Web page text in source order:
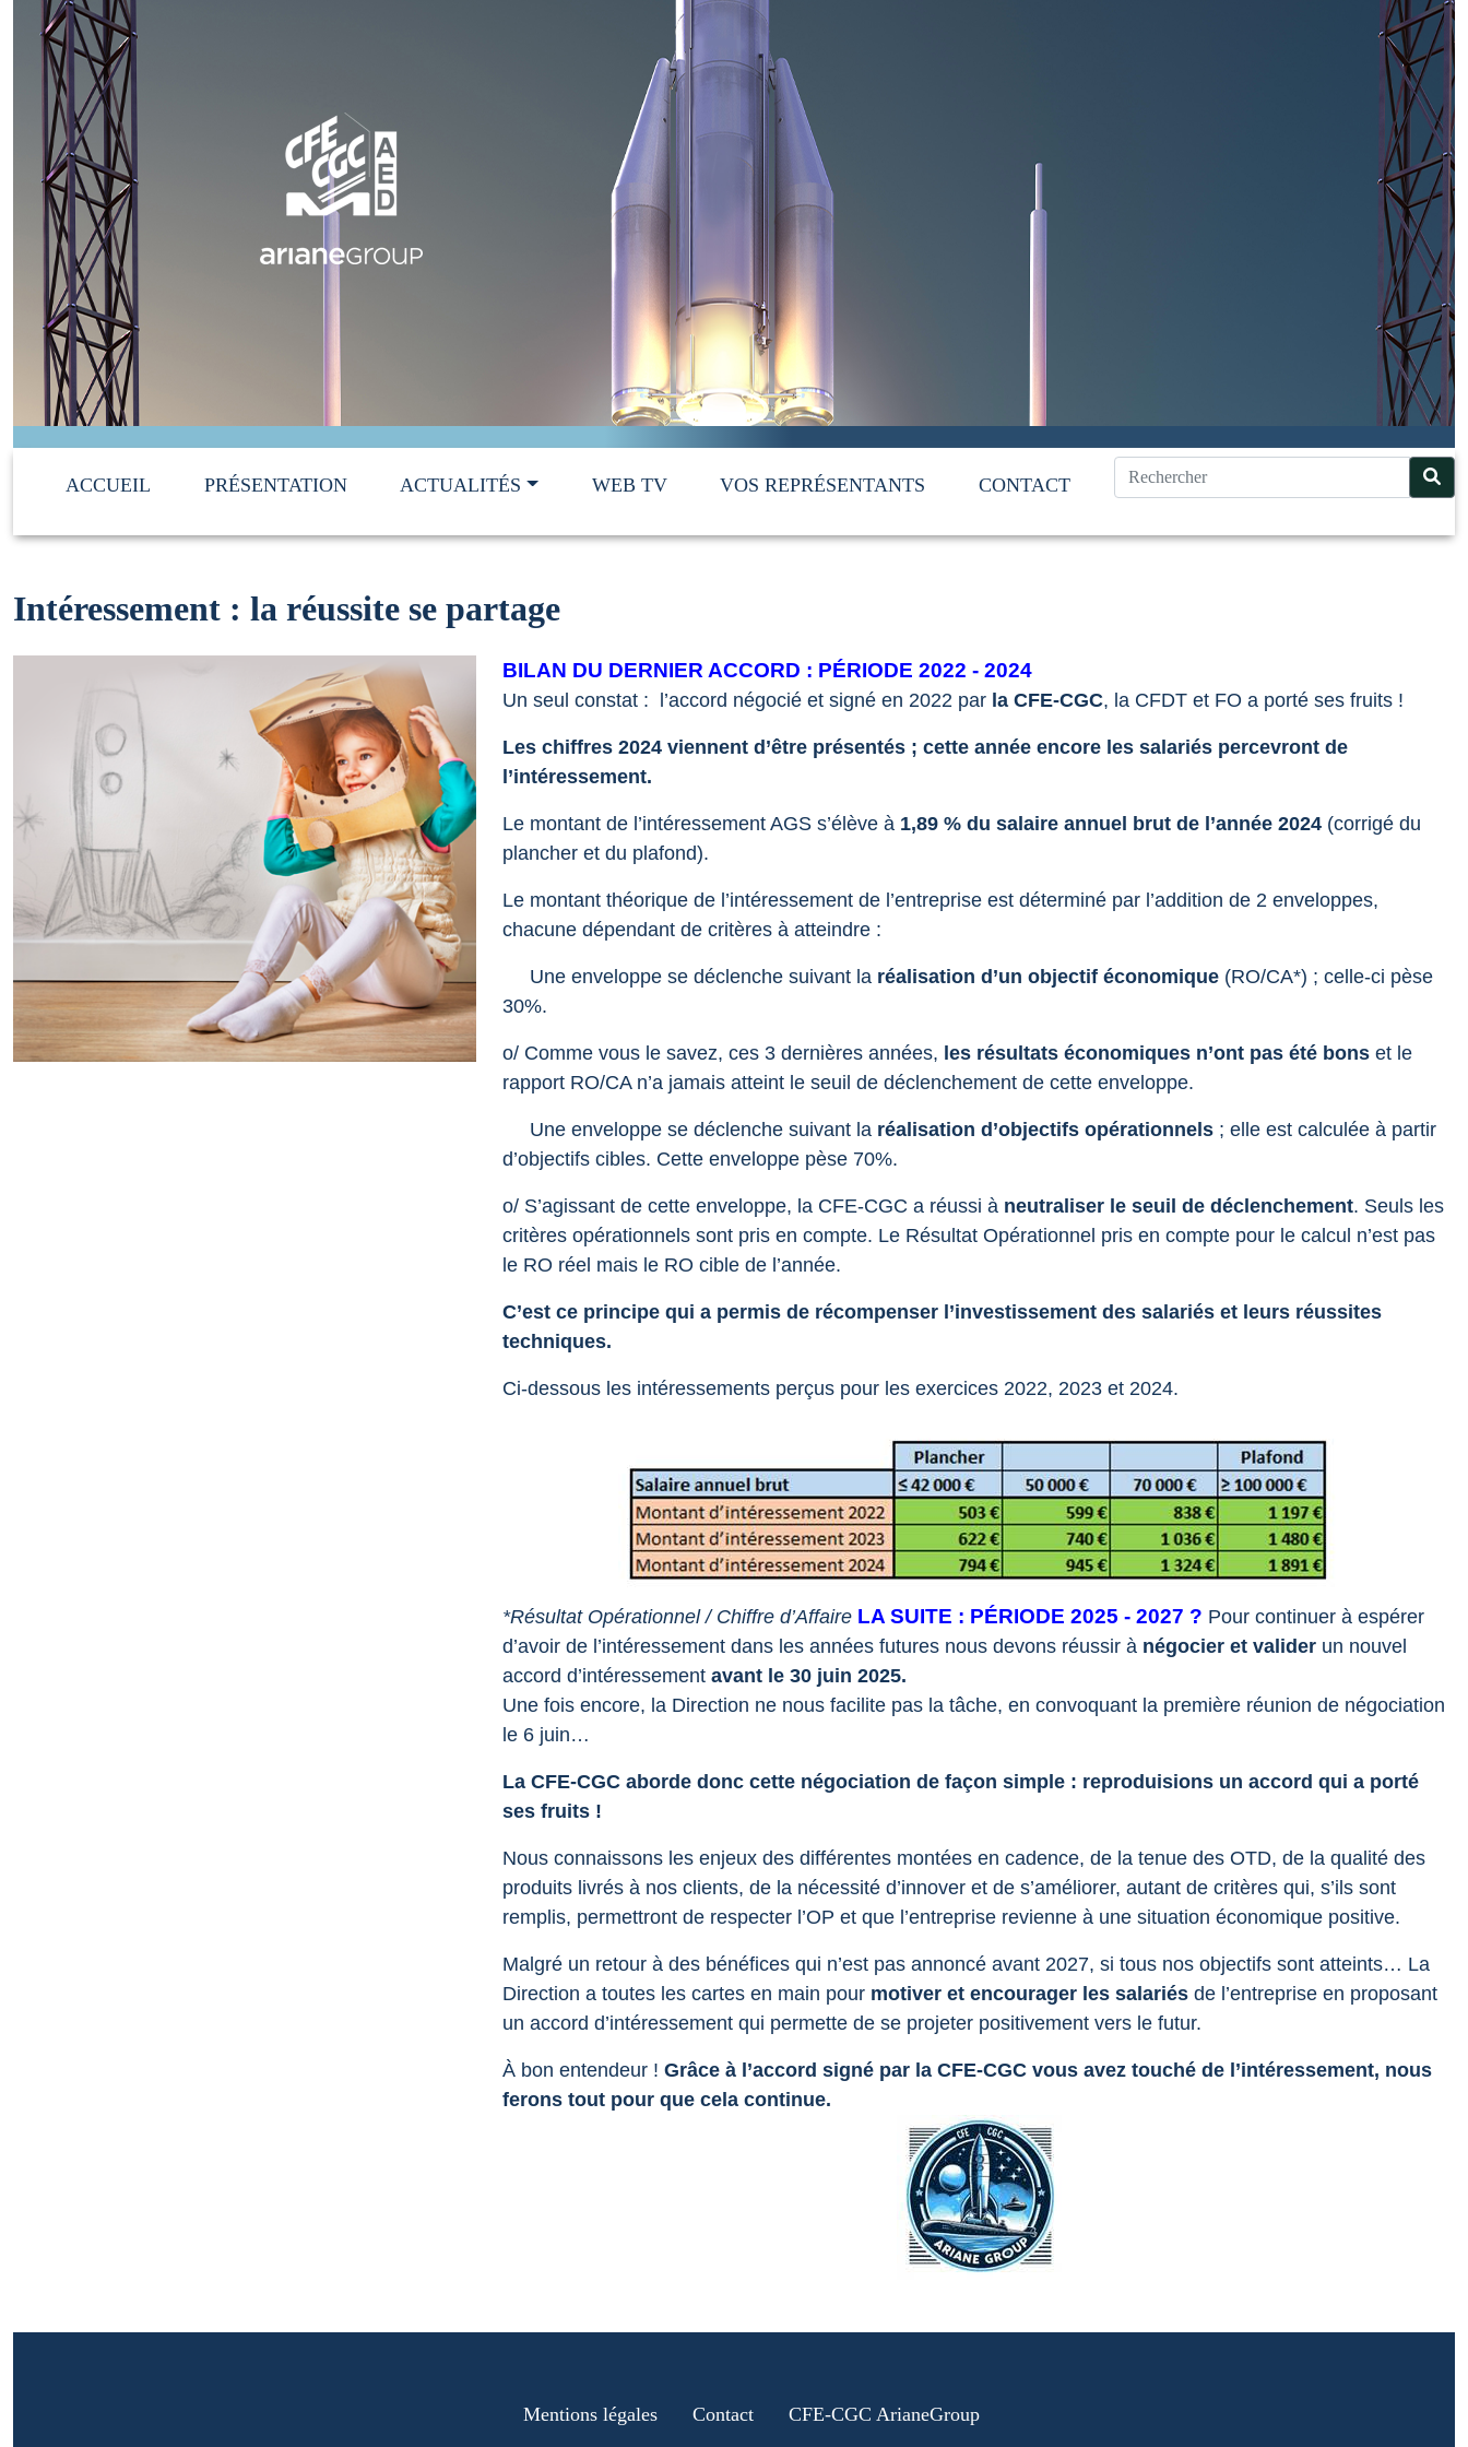
ACCUEIL PRÉSENTATION ACTUALITÉS WEB TV VOS REPRÉSENTANTS CONTACT
Intéressement : la réussite se partage
BILAN DU DERNIER ACCORD : PÉRIODE 2022 - 2024
Un seul constat : l’accord négocié et signé en 2022 par la CFE-CGC, la CFDT et FO a porté ses fruits !
Les chiffres 2024 viennent d’être présentés ; cette année encore les salariés percevront de
l’intéressement.
Le montant de l’intéressement AGS s’élève à 1,89 % du salaire annuel brut de l’année 2024 (corrigé du
plancher et du plafond).
Le montant théorique de l’intéressement de l’entreprise est déterminé par l’addition de 2 enveloppes,
chacune dépendant de critères à atteindre :
Une enveloppe se déclenche suivant la réalisation d’un objectif économique (RO/CA*) ; celle-ci pèse
30%.
o/ Comme vous le savez, ces 3 dernières années, les résultats économiques n’ont pas été bons et le
rapport RO/CA n’a jamais atteint le seuil de déclenchement de cette enveloppe.
Une enveloppe se déclenche suivant la réalisation d’objectifs opérationnels ; elle est calculée à partir
d’objectifs cibles. Cette enveloppe pèse 70%.
o/ S’agissant de cette enveloppe, la CFE-CGC a réussi à neutraliser le seuil de déclenchement. Seuls les
critères opérationnels sont pris en compte. Le Résultat Opérationnel pris en compte pour le calcul n’est pas
le RO réel mais le RO cible de l’année.
C’est ce principe qui a permis de récompenser l’investissement des salariés et leurs réussites
techniques.
Ci-dessous les intéressements perçus pour les exercices 2022, 2023 et 2024.
*Résultat Opérationnel / Chiffre d’Affaire LA SUITE : PÉRIODE 2025 - 2027 ? Pour continuer à espérer
d’avoir de l’intéressement dans les années futures nous devons réussir à négocier et valider un nouvel
accord d’intéressement avant le 30 juin 2025.
Une fois encore, la Direction ne nous facilite pas la tâche, en convoquant la première réunion de négociation
le 6 juin…
La CFE-CGC aborde donc cette négociation de façon simple : reproduisions un accord qui a porté
ses fruits !
Nous connaissons les enjeux des différentes montées en cadence, de la tenue des OTD, de la qualité des
produits livrés à nos clients, de la nécessité d’innover et de s’améliorer, autant de critères qui, s’ils sont
remplis, permettront de respecter l’OP et que l’entreprise revienne à une situation économique positive.
Malgré un retour à des bénéfices qui n’est pas annoncé avant 2027, si tous nos objectifs sont atteints… La
Direction a toutes les cartes en main pour motiver et encourager les salariés de l’entreprise en proposant
un accord d’intéressement qui permette de se projeter positivement vers le futur.
À bon entendeur ! Grâce à l’accord signé par la CFE-CGC vous avez touché de l’intéressement, nous
ferons tout pour que cela continue.
Mentions légales Contact CFE-CGC ArianeGroup